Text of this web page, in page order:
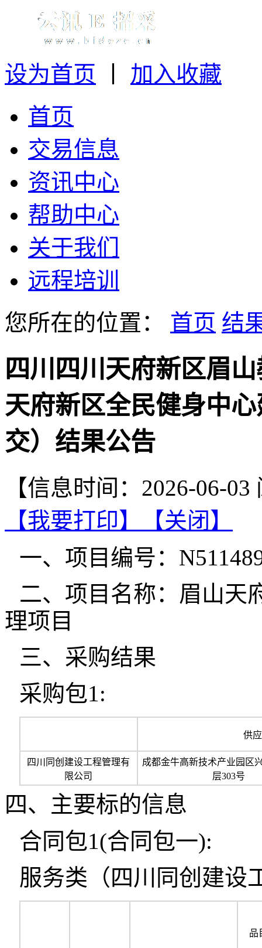
设为首页
加入收藏
首页
交易信息
资讯中心
帮助中心
关于我们
远程培训
您所在的位置： 首页 结
四川四川天府新区眉
天府新区全民健身中
交）结果公告
【信息时间：2026-06-
【我要打印】
【关闭】
一、项目编号：
二、项目名称：眉山天
理项目
三、采购结果
采购包1:
供
四川同创建设工程管理有
限公司
成都金牛高新技术产业园区
层303号
四、主要标的信息
合同包1(合同包一):
服务类（四川同创建设
品